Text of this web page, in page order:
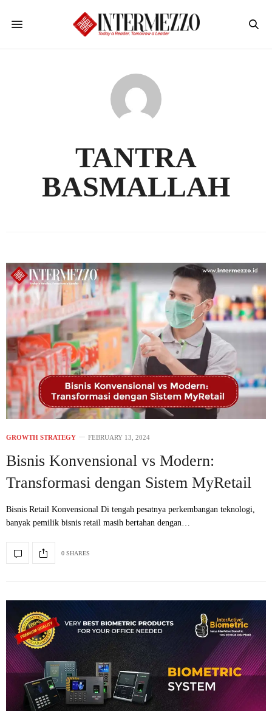
TANTRA
BASMALLAH
GROWTH STRATEGY FEBRUARY 13, 2024
Bisnis Konvensional vs Modern:
Transformasi dengan Sistem MyRetail
Bisnis Retail Konvensional Di tengah pesatnya perkembangan teknologi,
banyak pemilik bisnis retail masih bertahan dengan…
0 SHARES